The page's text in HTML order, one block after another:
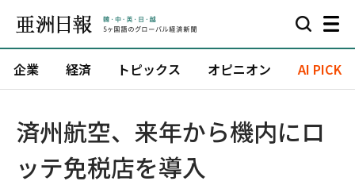
企業 経済 トピックス オピニオン AI PICK
済州航空、来年から機内にロ
ッテ免税店を導入